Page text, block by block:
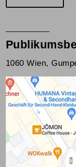
1060 Wien,